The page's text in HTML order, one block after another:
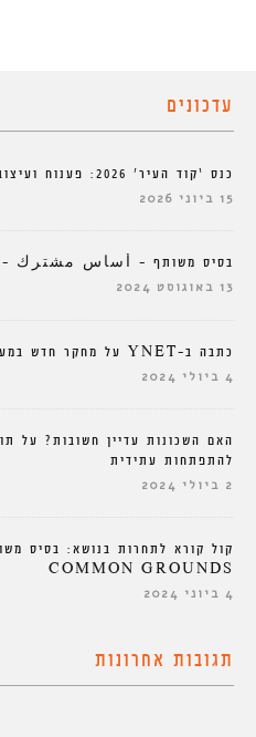
עדכונים
כנס ‘קוד העיר’ 2026: פענוח ועיצוב עיר המחר
15 ביוני 2026
בסיס משותף – أساس مشترك – COMMON GROUNDS
13 באוגוסט 2024
כתבה ב-YNET על מחקר חדש במעבדה העוסק בהצללה בעיר
4 ביולי 2024
האם השכונות עדיין חשובות? על
להתפתחות עתידית
2 ביולי 2024
קול קורא לתחרות בנושא:
COMMON GROUNDS
4 ביוני 2024
תגובות אחרונות